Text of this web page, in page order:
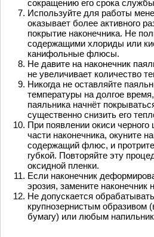
сокращению его срока
Используйте для работы
оказывает более активного
покрытие наконечника. Не
содержащими хлориды или
канифольные флюсы.
Не давите на наконечник
не увеличивает количество
Никогда не оставляйте
температуры на долгое
паяльника начнёт
существенно снизить его
При появлении окиси
части наконечника, окуните
содержащий флюс, и
губкой. Повторяйте эту
оксидной пленки.
Если наконечник
эрозия, замените наконечник
Не допускается
крупнозернистым образивом
бумагу) или любым